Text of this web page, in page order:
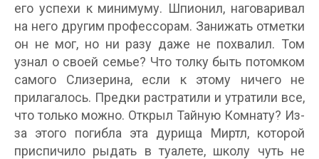
его успехи к минимуму. Шпионил, наговаривал
на него другим профессорам. Занижать отметки
он не мог, но ни разу даже не похвалил. Том
узнал о своей семье? Что толку быть потомком
самого Слизерина, если к этому ничего не
прилагалось. Предки растратили и утратили все,
что только можно. Открыл Тайную Комнату? Из-
за этого погибла эта дурища Миртл, которой
приспичило рыдать в туалете, школу чуть не